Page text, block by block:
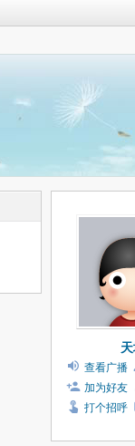
查看广播
加为好友
打个招呼